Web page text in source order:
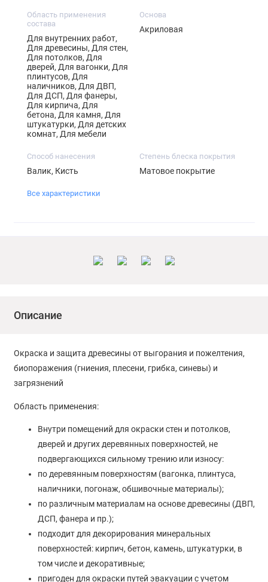
Область применения
состава
Для внутренних работ,
Для древесины, Для стен,
Для потолков, Для
дверей, Для вагонки, Для
плинтусов, Для
наличников, Для ДВП,
Для ДСП, Для фанеры,
Для кирпича, Для
бетона, Для камня, Для
штукатурки, Для детских
комнат, Для мебели
Основа
Акриловая
Способ нанесения
Валик, Кисть
Степень блеска покрытия
Матовое покрытие
Все характеристики
Описание
Окраска и защита древесины от выгорания и пожелтения,
биопоражения (гниения, плесени, грибка, синевы) и
загрязнений
Область применения:
Внутри помещений для окраски стен и потолков,
дверей и других деревянных поверхностей, не
подвергающихся сильному трению или износу:
по деревянным поверхностям (вагонка, плинтуса,
наличники, погонаж, обшивочные материалы);
по различным материалам на основе древесины (ДВП,
ДСП, фанера и пр.);
подходит для декорирования минеральных
поверхностей: кирпич, бетон, камень, штукатурки, в
том числе и декоративные;
пригоден для окраски путей эвакуации с учетом